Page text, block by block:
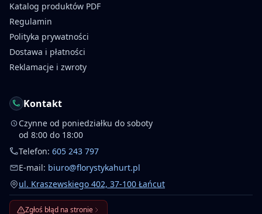
Katalog produktów PDF
Regulamin
Polityka prywatności
Dostawa i płatności
Reklamacje i zwroty
Kontakt
Czynne od poniedziałku do soboty
od 8:00 do 18:00
Telefon: 605 243 797
E-mail: biuro@florystykahurt.pl
ul. Kraszewskiego 402, 37-100 Łańcut
Zgłoś błąd na stronie